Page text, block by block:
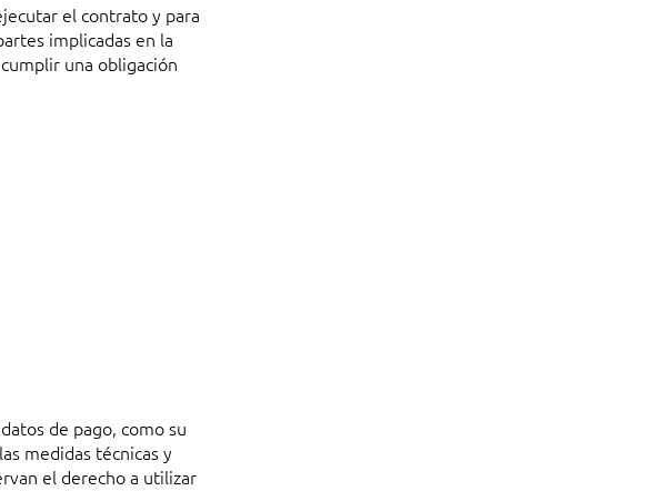
el contrato y para
implicadas en la
una obligación
de pago, como su
medidas técnicas y
el derecho a utilizar